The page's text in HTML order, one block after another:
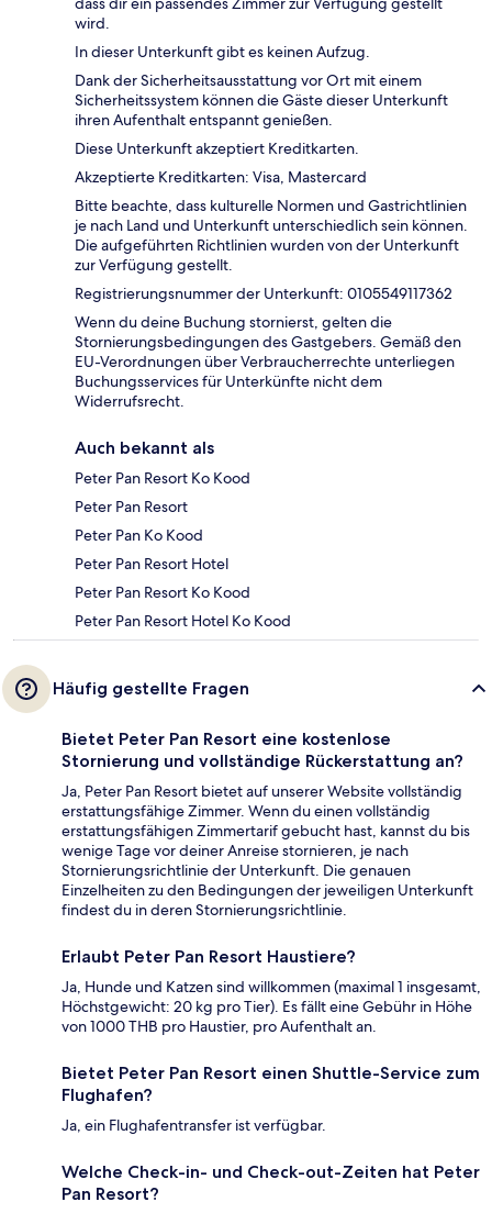
wird.
In dieser Unterkunft gibt es keinen Aufzug.
Dank der Sicherheitsausstattung vor Ort mit einem
Sicherheitssystem können die Gäste dieser Unterkunft
ihren Aufenthalt entspannt genießen.
Diese Unterkunft akzeptiert Kreditkarten.
Akzeptierte Kreditkarten: Visa, Mastercard
Bitte beachte, dass kulturelle Normen und Gastrichtlinien
je nach Land und Unterkunft unterschiedlich sein können.
Die aufgeführten Richtlinien wurden von der Unterkunft
zur Verfügung gestellt.
Registrierungsnummer der Unterkunft: 0105549117362
Wenn du deine Buchung stornierst, gelten die
Stornierungsbedingungen des Gastgebers. Gemäß den
EU-Verordnungen über Verbraucherrechte unterliegen
Buchungsservices für Unterkünfte nicht dem
Widerrufsrecht.
Auch bekannt als
Peter Pan Resort Ko Kood
Peter Pan Resort
Peter Pan Ko Kood
Peter Pan Resort Hotel
Peter Pan Resort Ko Kood
Peter Pan Resort Hotel Ko Kood
Häufig gestellte Fragen
Bietet Peter Pan Resort eine kostenlose
Stornierung und vollständige Rückerstattung an?
Ja, Peter Pan Resort bietet auf unserer Website vollständig
erstattungsfähige Zimmer. Wenn du einen vollständig
erstattungsfähigen Zimmertarif gebucht hast, kannst du bis
wenige Tage vor deiner Anreise stornieren, je nach
Stornierungsrichtlinie der Unterkunft. Die genauen
Einzelheiten zu den Bedingungen der jeweiligen Unterkunft
findest du in deren Stornierungsrichtlinie.
Erlaubt Peter Pan Resort Haustiere?
Ja, Hunde und Katzen sind willkommen (maximal 1 insgesamt,
Höchstgewicht: 20 kg pro Tier). Es fällt eine Gebühr in Höhe
von 1000 THB pro Haustier, pro Aufenthalt an.
Bietet Peter Pan Resort einen Shuttle-Service zum
Flughafen?
Ja, ein Flughafentransfer ist verfügbar.
Welche Check-in- und Check-out-Zeiten hat Peter
Pan Resort?